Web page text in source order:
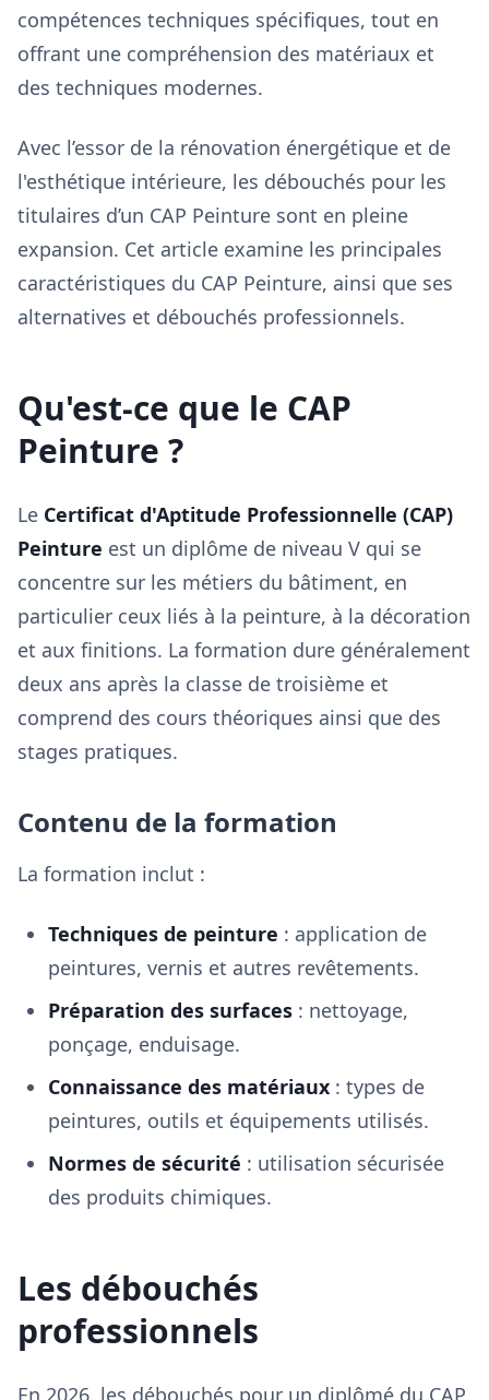
compétences techniques spécifiques, tout en
offrant une compréhension des matériaux et
des techniques modernes.
Avec l’essor de la rénovation énergétique et de
l'esthétique intérieure, les débouchés pour les
titulaires d’un CAP Peinture sont en pleine
expansion. Cet article examine les principales
caractéristiques du CAP Peinture, ainsi que ses
alternatives et débouchés professionnels.
Qu'est-ce que le CAP
Peinture ?
Le Certificat d'Aptitude Professionnelle (CAP)
Peinture est un diplôme de niveau V qui se
concentre sur les métiers du bâtiment, en
particulier ceux liés à la peinture, à la décoration
et aux finitions. La formation dure généralement
deux ans après la classe de troisième et
comprend des cours théoriques ainsi que des
stages pratiques.
Contenu de la formation
La formation inclut :
Techniques de peinture : application de
peintures, vernis et autres revêtements.
Préparation des surfaces : nettoyage,
ponçage, enduisage.
Connaissance des matériaux : types de
peintures, outils et équipements utilisés.
Normes de sécurité : utilisation sécurisée
des produits chimiques.
Les débouchés
professionnels
En 2026, les débouchés pour un diplômé du CAP